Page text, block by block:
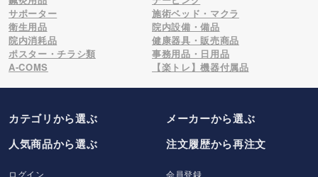
サポーター
施術ベッド・マクラ
衛生用品
院内設備・備品
院内消耗品
健康器具・販売商品
ポスター・チラシ類
事務用品・日用品
A-COMS
【楽トレ】機器付属品
カテゴリから選ぶ メーカーから選ぶ
人気商品から選ぶ
注文履歴から再注文
ログイン 会員登録